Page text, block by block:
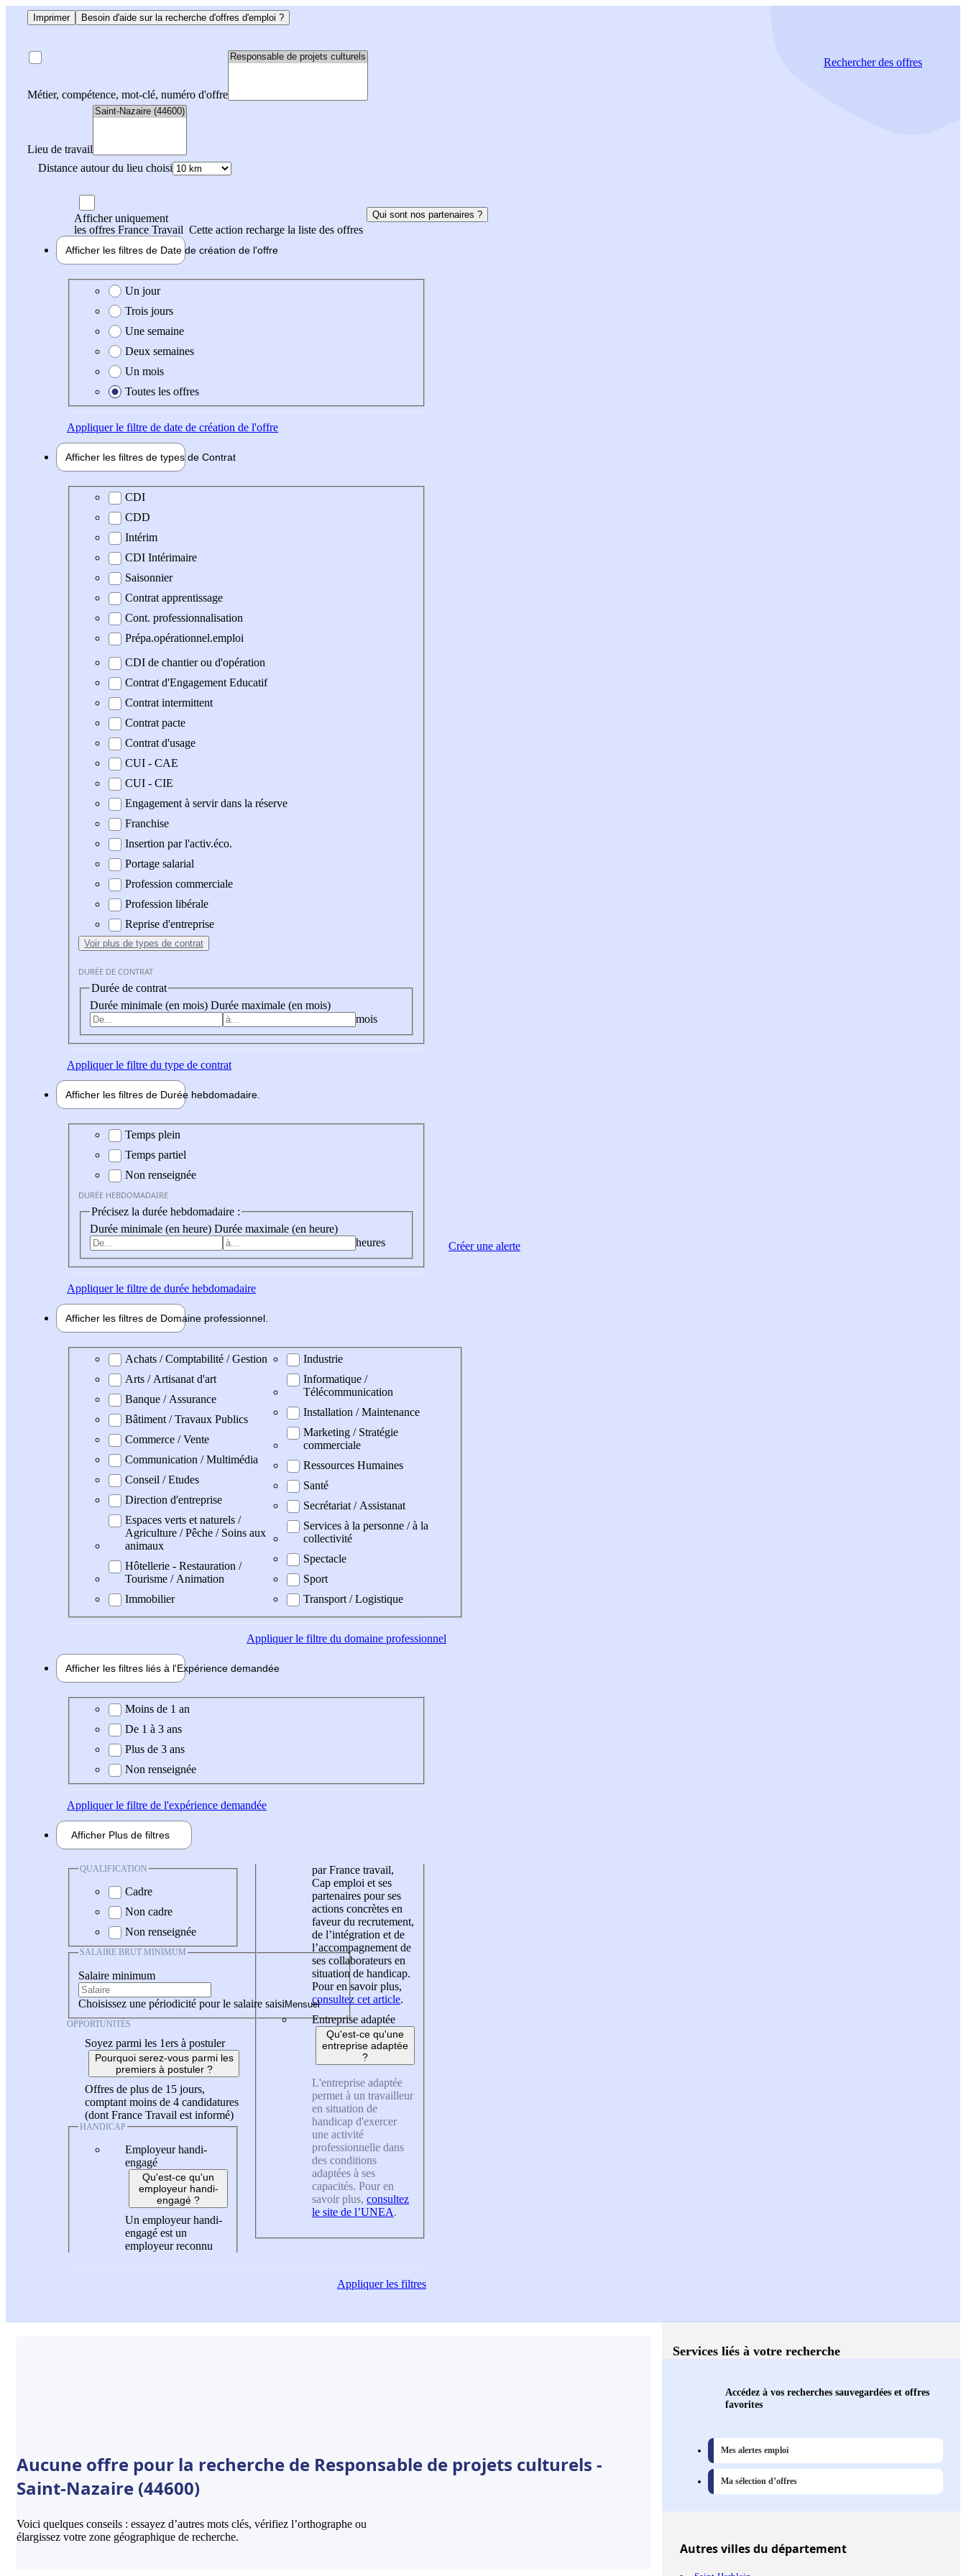
Imprimer Besoin d'aide sur la recherche d'offres d'emploi ?
Métier, compétence, mot-clé, numéro d'offre
Lieu de travail
Distance autour du lieu choisi
Rechercherdes offres
Afficher uniquement
les offres France Travail Cette action recharge la liste des offres
Qui sont nos partenaires ?
Afficher les filtres de Date de création de l'offre
Date de création de l'offre
Un jour
Trois jours
Une semaine
Deux semaines
Un mois
Toutes les offres
Appliquerle filtre de date de création de l'offre
Afficher les filtres de types de Contrat
Type de contrat
CDI
CDD
Intérim
CDI Intérimaire
Saisonnier
Contrat apprentissage
Cont. professionnalisation
Prépa.opérationnel.emploi
CDI de chantier ou d'opération
Contrat d'Engagement Educatif
Contrat intermittent
Contrat pacte
Contrat d'usage
CUI - CAE
CUI - CIE
Engagement à servir dans la réserve
Franchise
Insertion par l'activ.éco.
Portage salarial
Profession commerciale
Profession libérale
Reprise d'entreprise
Voir plus de types de contrat
DURÉE DE CONTRAT
Durée de contrat
Durée minimale (en mois) Durée maximale (en mois)
mois
Appliquerle filtre du type de contrat
Afficher les filtres de Durée hebdomadaire
Durée hebdomadaire
Temps plein
Temps partiel
Non renseignée
DURÉE HEBDOMADAIRE
Précisez la durée hebdomadaire :
Durée minimale (en heure) Durée maximale (en heure)
heures
Appliquerle filtre de durée hebdomadaire
Afficher les filtres de Domaine professionnel
Domaine professionel
Achats / Comptabilité / Gestion
Arts / Artisanat d'art
Banque / Assurance
Bâtiment / Travaux Publics
Commerce / Vente
Communication / Multimédia
Conseil / Etudes
Direction d'entreprise
Espaces verts et naturels /
Agriculture / Pêche / Soins aux
animaux
Hôtellerie - Restauration /
Tourisme / Animation
Immobilier
Industrie
Informatique /
Télécommunication
Installation / Maintenance
Marketing / Stratégie
commerciale
Ressources Humaines
Santé
Secrétariat / Assistanat
Services à la personne / à la
collectivité
Spectacle
Sport
Transport / Logistique
Appliquerle filtre du domaine professionnel
Afficher les filtres liés à l'Expérience demandée
Expérience demandée
Moins de 1 an
De 1 à 3 ans
Plus de 3 ans
Non renseignée
Appliquerle filtre de l'expérience demandée
Afficher Plus de filtres
QUALIFICATION
Cadre
Non cadre
Non renseignée
SALAIRE BRUT MINIMUM
Salaire minimum
Choisissez une périodicité pour le salaire saisi
OPPORTUNITÉS
Soyez parmi les 1ers à postuler
Pourquoi serez-vous parmi les
premiers à postuler ?
Offres de plus de 15 jours,
comptant moins de 4 candidatures
(dont France Travail est informé)
HANDICAP
Employeur handi-
engagé
Qu'est-ce qu'un
employeur handi-
engagé ?
Un employeur handi-
engagé est un
employeur reconnu
par France travail,
Cap emploi et ses
partenaires pour ses
actions concrètes en
faveur du recrutement,
de l’intégration et de
l’accompagnement de
ses collaborateurs en
situation de handicap.
Pour en savoir plus,
consultez cet article.
Entreprise adaptée
Qu'est-ce qu'une
entreprise adaptée
?
L'entreprise adaptée
permet à un travailleur
en situation de
handicap d'exercer
une activité
professionnelle dans
des conditions
adaptées à ses
capacités. Pour en
savoir plus, consultez
le site de l’UNEA.
Appliquerles filtres
Créer une alerte
Aucune offre pour la recherche de Responsable de projets culturels -
Saint-Nazaire (44600)
Voici quelques conseils : essayez d’autres mots clés, vérifiez l’orthographe ou
élargissez votre zone géographique de recherche.
Services liés à votre recherche
Accédez à vos recherches sauvegardées et offres
favorites
Mes alertes emploi
Ma sélection d’offres
Autresvillesdu département